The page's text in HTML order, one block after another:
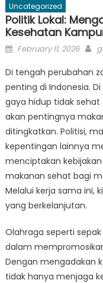
Uncategorized
Politik Lokal:
Kesehatan
Posted
February 11, 2026
Di tengah perubahan
penting di Indonesia.
gaya hidup tidak
akan pentingnya
ditingkatkan. Politisi,
kepentingan lainnya
menciptakan
makanan sehat bagi
Melalui kerja sama ini,
yang berkelanjutan.
Olahraga seperti
dalam
Dengan mengadakan
tidak hanya menjaga